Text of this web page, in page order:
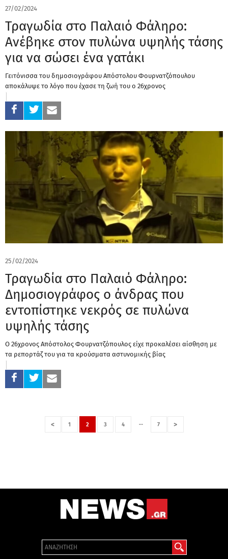
27/02/2024
Τραγωδία στο Παλαιό Φάληρο:
Ανέβηκε στον πυλώνα υψηλής τάσης
για να σώσει ένα γατάκι
Γειτόνισσα του δημοσιογράφου Απόστολου Φουρνατζόπουλου
αποκάλυψε το λόγο που έχασε τη ζωή του ο 26χρονος
25/02/2024
Τραγωδία στο Παλαιό Φάληρο:
Δημοσιογράφος ο άνδρας που
εντοπίστηκε νεκρός σε πυλώνα
υψηλής τάσης
Ο 26χρονος Απόστολος Φουρνατζόπουλος είχε προκαλέσει αίσθηση με
τα ρεπορτάζ του για τα κρούσματα αστυνομικής βίας
< 1 2 3 4 … 7 >